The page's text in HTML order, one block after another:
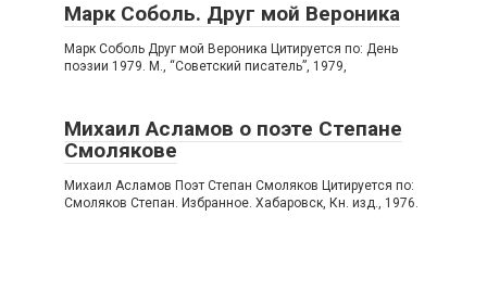
Марк Соболь. Друг мой Вероника
Марк Соболь Друг мой Вероника Цитируется по: День
поэзии 1979. М., “Советский писатель”, 1979,
Михаил Асламов о поэте Степане
Смолякове
Михаил Асламов Поэт Степан Смоляков Цитируется по:
Смоляков Степан. Избранное. Хабаровск, Кн. изд., 1976.